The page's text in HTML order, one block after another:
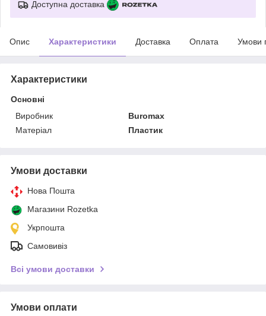
Доступна доставка
Опис Характеристики Доставка Оплата Умови
Характеристики
Основні
Виробник
Buromax
Матеріал
Пластик
Умови доставки
Нова Пошта
Магазини Rozetka
Укрпошта
Самовивіз
Всі умови доставки
Умови оплати